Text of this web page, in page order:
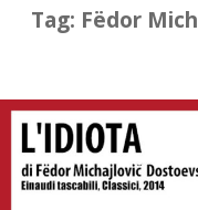
Tag: Fëdor